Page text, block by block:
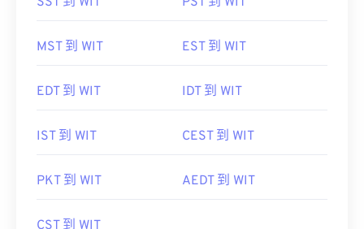
MST 到 WIT EST 到 WIT
EDT 到 WIT IDT 到 WIT
IST 到 WIT CEST 到 WIT
PKT 到 WIT AEDT 到 WIT
CST 到 WIT